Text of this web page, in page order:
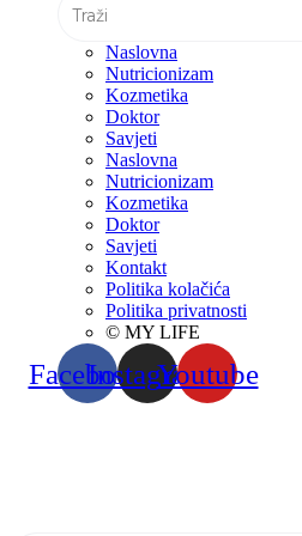
Naslovna
Nutricionizam
Kozmetika
Doktor
Savjeti
Naslovna
Nutricionizam
Kozmetika
Doktor
Savjeti
Kontakt
Politika kolačića
Politika privatnosti
© MY LIFE
FacebookInstagramYoutube